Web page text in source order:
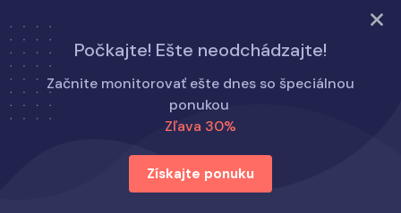
Vyskúšajte teraz
Počkajte! Ešte neodchádzajte!
Začnite monitorovať ešte dnes so špeciálnou
ponukou
Zľava 30%
Získajte ponuku
Domov Alternatívy k Eyezy
Alternatívy k Eyezy